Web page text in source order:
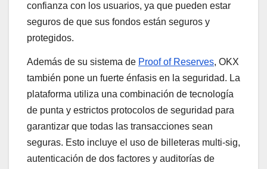
confianza con los usuarios, ya que pueden estar
seguros de que sus fondos están seguros y
protegidos.
Además de su sistema de Proof of Reserves, OKX
también pone un fuerte énfasis en la seguridad. La
plataforma utiliza una combinación de tecnología
de punta y estrictos protocolos de seguridad para
garantizar que todas las transacciones sean
seguras. Esto incluye el uso de billeteras multi-sig,
autenticación de dos factores y auditorías de